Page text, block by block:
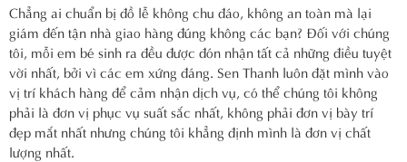
Chẳng ai chuẩn bị đồ lễ không chu đáo, không an toàn mà lại
giám đến tận nhà giao hàng đúng không các bạn? Đối với chúng
tôi, mỗi em bé sinh ra đều được đón nhận tất cả những điều tuyệt
vời nhất, bởi vì các em xứng đáng. Sen Thanh luôn đặt mình vào
vị trí khách hàng để cảm nhận dịch vụ, có thể chúng tôi không
phải là đơn vị phục vụ suất sắc nhất, không phải đơn vị bày trí
đẹp mắt nhất nhưng chúng tôi khẳng định mình là đơn vị chất
lượng nhất.